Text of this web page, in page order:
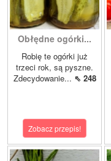
Obłędne ogórki...
Robię te ogórki już
trzeci rok, są pyszne.
Zdecydowanie... ⇖ 248
Zobacz przepis!